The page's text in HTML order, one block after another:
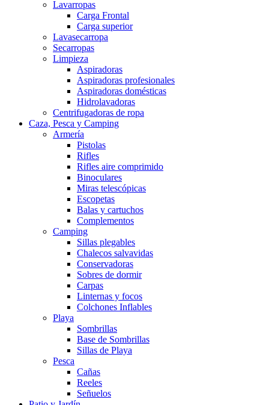
Lavarropas
Carga Frontal
Carga superior
Lavasecarropa
Secarropas
Limpieza
Aspiradoras
Aspiradoras profesionales
Aspiradoras domésticas
Hidrolavadoras
Centrifugadoras de ropa
Caza, Pesca y Camping
Armería
Pistolas
Rifles
Rifles aire comprimido
Binoculares
Miras telescópicas
Escopetas
Balas y cartuchos
Complementos
Camping
Sillas plegables
Chalecos salvavidas
Conservadoras
Sobres de dormir
Carpas
Linternas y focos
Colchones Inflables
Playa
Sombrillas
Base de Sombrillas
Sillas de Playa
Pesca
Cañas
Reeles
Señuelos